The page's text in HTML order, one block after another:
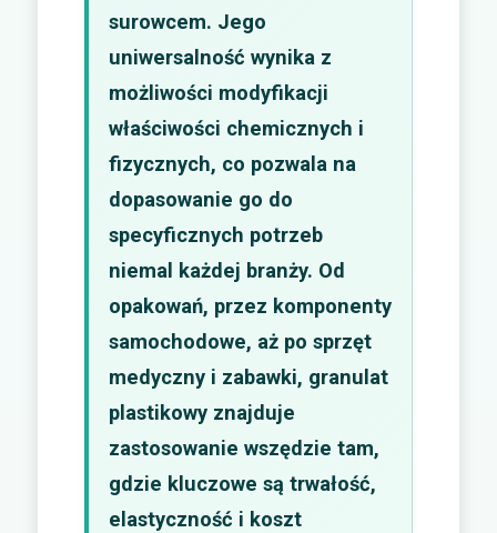
surowcem. Jego
uniwersalność wynika z
możliwości modyfikacji
właściwości chemicznych i
fizycznych, co pozwala na
dopasowanie go do
specyficznych potrzeb
niemal każdej branży. Od
opakowań, przez komponenty
samochodowe, aż po sprzęt
medyczny i zabawki, granulat
plastikowy znajduje
zastosowanie wszędzie tam,
gdzie kluczowe są trwałość,
elastyczność i koszt